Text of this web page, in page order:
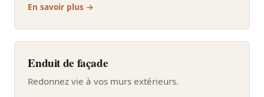
En savoir plus →
Enduit de façade
Redonnez vie à vos murs extérieurs.